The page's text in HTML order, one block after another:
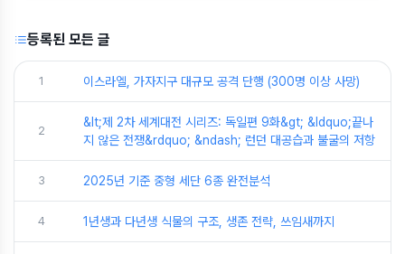
등록된 모든 글
1 이스라엘, 가자지구 대규모 공격 단행 (300명 이상 사망)
2
&lt;제 2차 세계대전 시리즈: 독일편 9화&gt; &ldquo;끝나
지 않은 전쟁&rdquo; &ndash; 런던 대공습과 불굴의 저항
3 2025년 기준 중형 세단 6종 완전분석
4 1년생과 다년생 식물의 구조, 생존 전략, 쓰임새까지